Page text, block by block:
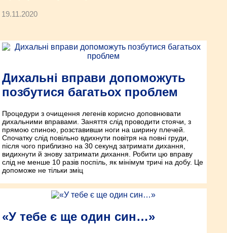
19.11.2020
Дихальні вправи допоможуть
позбутися багатьох проблем
Процедури з очищення легенів корисно доповнювати
дихальними вправами. Заняття слід проводити стоячи, з
прямою спиною, розставивши ноги на ширину плечей.
Спочатку слід повільно вдихнути повітря на повні груди,
після чого приблизно на 30 секунд затримати дихання,
видихнути й знову затримати дихання. Робити цю вправу
слід не менше 10 разів поспіль, як мінімум тричі на добу. Це
допоможе не тільки зміц
«У тебе є ще один син…»